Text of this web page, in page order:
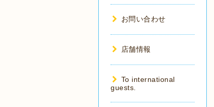
お問い合わせ
店舗情報
To international
guests.